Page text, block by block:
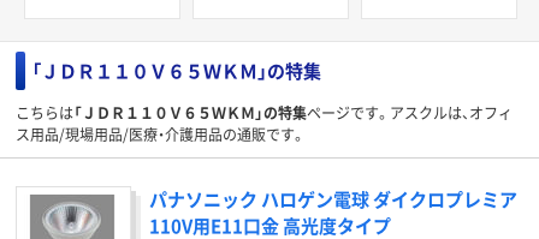
「ＪＤＲ１１０Ｖ６５ＷＫＭ」の特集
こちらは「ＪＤＲ１１０Ｖ６５ＷＫＭ」の特集ページです。アスクルは、オフィ
ス用品/現場用品/医療・介護用品の通販です。
パナソニック ハロゲン電球 ダイクロプレミア
110V用E11口金 高光度タイプ